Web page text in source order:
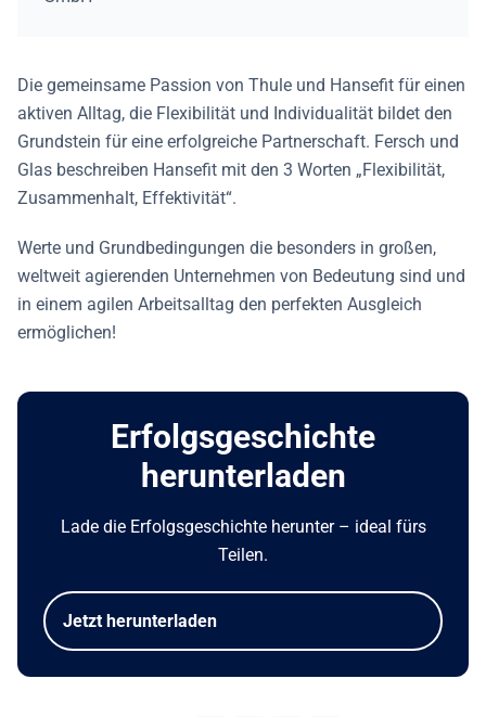
Die gemeinsame Passion von Thule und Hansefit für einen
aktiven Alltag, die Flexibilität und Individualität bildet den
Grundstein für eine erfolgreiche Partnerschaft. Fersch und
Glas beschreiben Hansefit mit den 3 Worten „Flexibilität,
Zusammenhalt, Effektivität“.
Werte und Grundbedingungen die besonders in großen,
weltweit agierenden Unternehmen von Bedeutung sind und
in einem agilen Arbeitsalltag den perfekten Ausgleich
ermöglichen!
Erfolgsgeschichte
herunterladen
Lade die Erfolgsgeschichte herunter – ideal fürs
Teilen.
Jetzt herunterladen